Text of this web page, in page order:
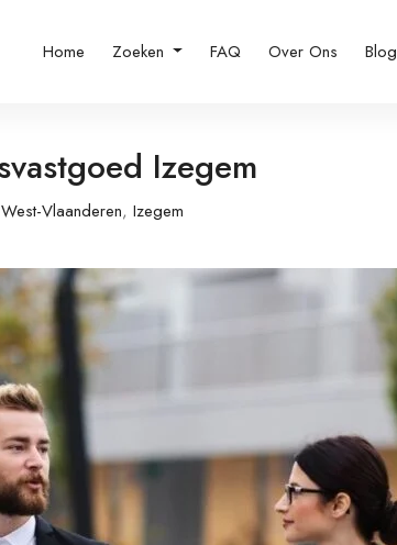
Home Zoeken FAQ Over Ons Blog
Izegem
West-Vlaanderen, Izegem